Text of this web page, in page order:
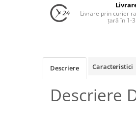
Antigel Autoturisme
Antigel Camioane
Lichide Răcire Vehicule Comerciale
Lichide Frână
Lichide Frână Motociclete
Livrare prin curier
țară în 1-
Descriere Caracteristici
Descriere